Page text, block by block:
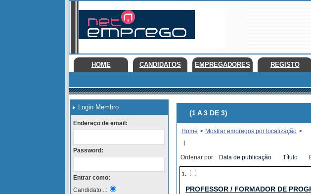
HOME CANDIDATOS EMPREGADORES REGISTO
Login Membro
Endereço de email:
Password:
Entrar como:
Candidato...:
(1 A 3 DE 3)
Home > Mostrar empregos por localização >
|
Ordenar por: Data de publicação Título
1.
PROFESSOR / FORMADOR DE